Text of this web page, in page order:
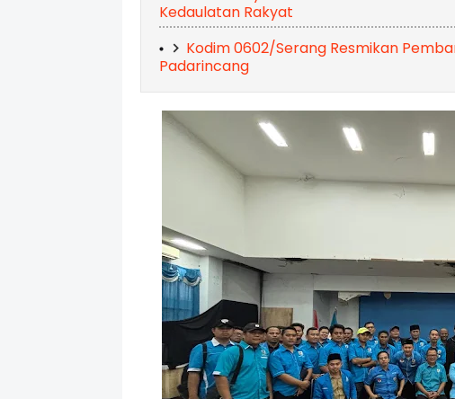
Kedaulatan Rakyat
Kodim 0602/Serang Resmikan
Padarincang